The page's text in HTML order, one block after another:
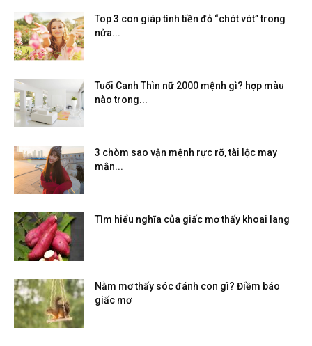
Top 3 con giáp tình tiền đỏ “chót vót” trong
nửa...
Tuổi Canh Thìn nữ 2000 mệnh gì? hợp màu
nào trong...
3 chòm sao vận mệnh rực rỡ, tài lộc may
mắn...
Tìm hiểu nghĩa của giấc mơ thấy khoai lang
Nằm mơ thấy sóc đánh con gì? Điềm báo
giấc mơ